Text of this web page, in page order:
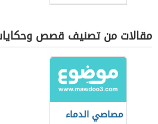
السود
مقالات من تصنيف قصص
مصاصي الدماء